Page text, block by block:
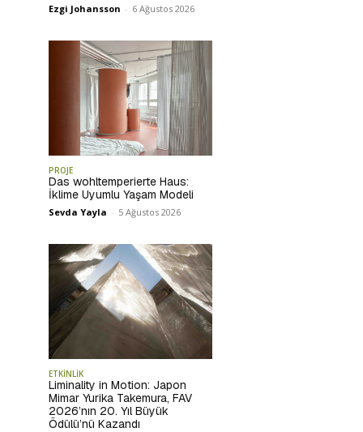
Ezgi Johansson - 6 Ağustos 2026
PROJE
Das wohltemperierte Haus:
İklime Uyumlu Yaşam Modeli
Sevda Yayla - 5 Ağustos 2026
ETKİNLİK
Liminality in Motion: Japon
Mimar Yurika Takemura, FAV
2026’nın 20. Yıl Büyük
Ödülü’nü Kazandı